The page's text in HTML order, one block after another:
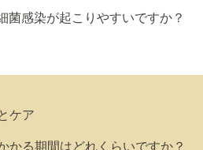
菌感染が起こりやすいですか？
ケア
かる期間はどれくらいですか？